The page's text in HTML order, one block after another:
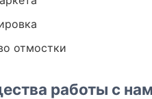
отмостки
работы с